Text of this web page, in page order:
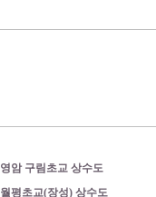
영암 구림초교 상수도
월평초교(장성) 상수도